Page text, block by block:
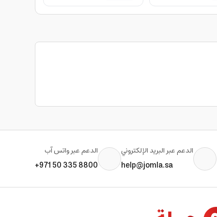
الدعم عبر البريد الإلكتروني
help@jomla.sa
الدعم عبر واتس آب
+971 50 335 8800